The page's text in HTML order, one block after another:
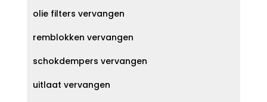
olie filters vervangen
remblokken vervangen
schokdempers vervangen
uitlaat vervangen